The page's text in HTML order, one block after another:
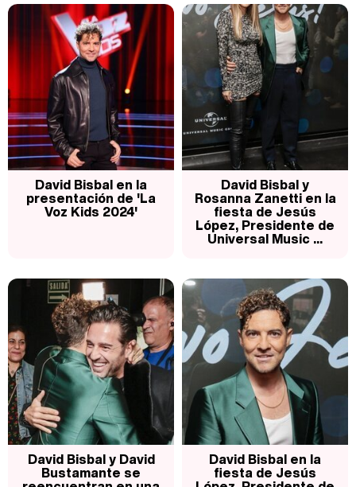
David Bisbal en la
presentación de 'La
Voz Kids 2024'
David Bisbal y
Rosanna Zanetti en la
fiesta de Jesús
López, Presidente de
Universal Music ...
David Bisbal y David
Bustamante se
David Bisbal en la
fiesta de Jesús